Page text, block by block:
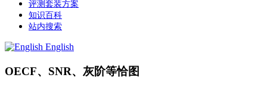
评测套装方案
知识百科
站内搜索
English
OECF、SNR、灰阶等恰图